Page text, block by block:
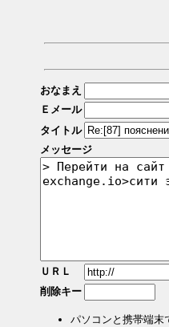
おなまえ
Ｅメール
タイトル
メッセージ
ＵＲＬ
削除キー
パソコンと携帯端末